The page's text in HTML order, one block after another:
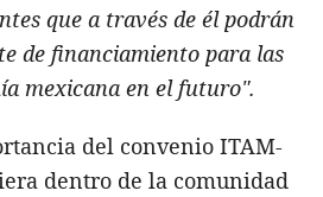
que a través de él podrán
de financiamiento para las
mexicana en el futuro".
del convenio ITAM-
dentro de la comunidad